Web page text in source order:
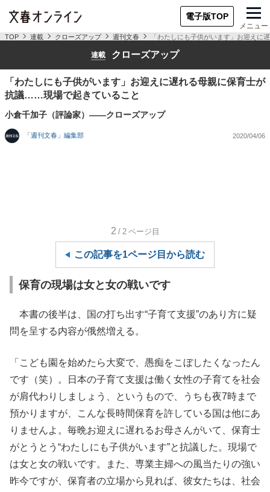
電子版TOP
メニュー
TOP 連載 クローズアップ 週刊文春 「わたしにも子供がいます」お迎え
連載 クローズアップ
「わたしにも子供がいます」お迎えに遅れる母親に保育士が
抗議……現場で起きていること
小倉千加子（評論家）――クローズアップ
「週刊文春」編集部 2020/04/06
2 /2 ページ目
この記事を1ページ目から読む
保育の現場は女と女の戦いです
本書の後半は、国の打ち出す“子育て支援”のあり方に疑
問を呈する内容が俄然増える。
「こども園を始めたら大変で、愚痴をこぼしたくなったん
です（笑）。日本の子育て支援は働く女性の子育てを社会
が肩代わりしましょう、というもので、うちも夜7時まで
預かりますが、こんな長時間保育を許している国は他にあ
りませんよ。毎晩お迎えに遅れるお母さんがいて、保育士
がとうとう“わたしにも子供がいます”と抗議した。現場で
は女と女の戦いです。また、専業主婦への風当たりの強い
昨今ですが、保育者の立場から見れば、彼女たちは、社会